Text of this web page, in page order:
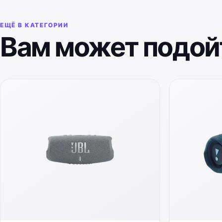
ЕЩЁ В КАТЕГОРИИ
Вам может